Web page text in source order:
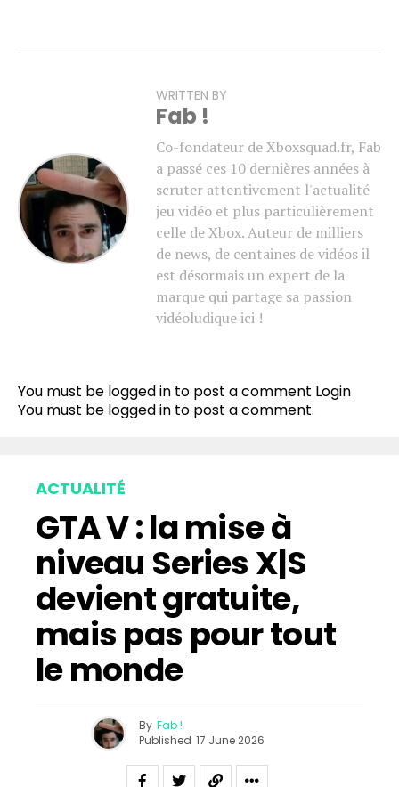
WRITTEN BY
Fab !
Co-fondateur de Xboxsquad.fr, Fab
a passé ces 10 dernières années à
scruter attentivement l'actualité
jeu vidéo et plus particulièrement
celle de Xbox. Auteur de milliers
de news, de centaines de vidéos il
est désormais un expert de la
marque qui partage sa passion
vidéoludique ici !
You must be logged in to post a comment Login
You must be logged in to post a comment.
ACTUALITÉ
GTA V : la mise à
niveau Series X|S
devient gratuite,
mais pas pour tout
le monde
By Fab !
Published 17 June 2026